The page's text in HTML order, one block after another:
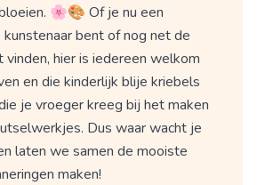
🌸🎨 Of je nu een
bent of nog net de
vinden, hier is iedereen welkom
en die kinderlijk blije kriebels
je vroeger kreeg bij het maken
Dus waar wacht je
laten we samen de mooiste
maken!